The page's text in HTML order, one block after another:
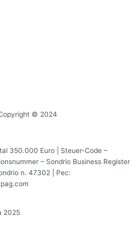
© 2024
350.000 Euro | Steuer-Code –
– Sondrio Business Register
n. 47302 | Pec: